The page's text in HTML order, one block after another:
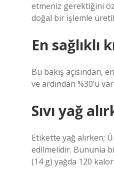
etmeniz gerektiğini
doğal bir işlemle
En sağlıklı
Bu bakış açısından,
ve ardından %30’u
Sıvı yağ
Etikette yağ alırken;
edilmelidir. Bununla
(14 g) yağda 120